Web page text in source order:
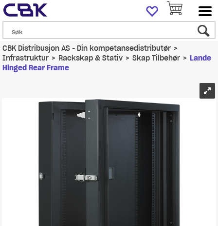
CBK Distribusjon AS - Din kompetansedistributør>
Infrastruktur>Rackskap & Stativ>Skap Tilbehør>Lande
Hinged Rear Frame